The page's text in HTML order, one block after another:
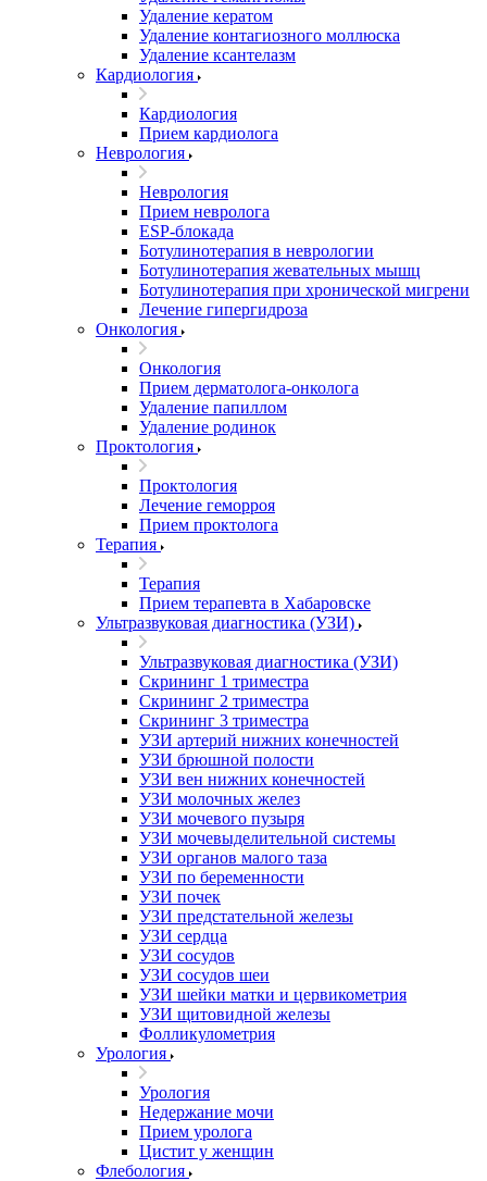
Удаление кератом
Удаление контагиозного моллюска
Удаление ксантелазм
Кардиология
Кардиология
Прием кардиолога
Неврология
Неврология
Прием невролога
ESP-блокада
Ботулинотерапия в неврологии
Ботулинотерапия жевательных мышц
Ботулинотерапия при хронической мигрени
Лечение гипергидроза
Онкология
Онкология
Прием дерматолога-онколога
Удаление папиллом
Удаление родинок
Проктология
Проктология
Лечение геморроя
Прием проктолога
Терапия
Терапия
Прием терапевта в Хабаровске
Ультразвуковая диагностика (УЗИ)
Ультразвуковая диагностика (УЗИ)
Скрининг 1 триместра
Скрининг 2 триместра
Скрининг 3 триместра
УЗИ артерий нижних конечностей
УЗИ брюшной полости
УЗИ вен нижних конечностей
УЗИ молочных желез
УЗИ мочевого пузыря
УЗИ мочевыделительной системы
УЗИ органов малого таза
УЗИ по беременности
УЗИ почек
УЗИ предстательной железы
УЗИ сердца
УЗИ сосудов
УЗИ сосудов шеи
УЗИ шейки матки и цервикометрия
УЗИ щитовидной железы
Фолликулометрия
Урология
Урология
Недержание мочи
Прием уролога
Цистит у женщин
Флебология